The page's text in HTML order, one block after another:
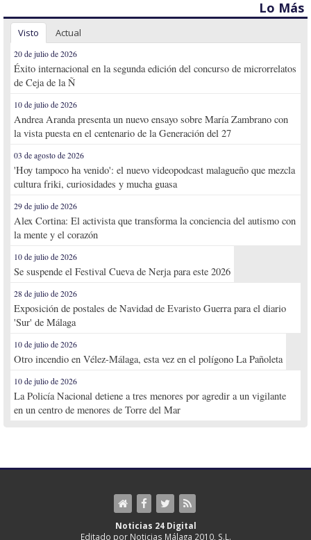
Lo Más
Visto Actual
20 de julio de 2026
Éxito internacional en la segunda edición del concurso de microrrelatos
de Ceja de la Ñ
10 de julio de 2026
Andrea Aranda presenta un nuevo ensayo sobre María Zambrano con
la vista puesta en el centenario de la Generación del 27
03 de agosto de 2026
'Hoy tampoco ha venido': el nuevo videopodcast malagueño que mezcla
cultura friki, curiosidades y mucha guasa
29 de julio de 2026
Alex Cortina: El activista que transforma la conciencia del autismo con
la mente y el corazón
10 de julio de 2026
Se suspende el Festival Cueva de Nerja para este 2026
28 de julio de 2026
Exposición de postales de Navidad de Evaristo Guerra para el diario
'Sur' de Málaga
10 de julio de 2026
Otro incendio en Vélez-Málaga, esta vez en el polígono La Pañoleta
10 de julio de 2026
La Policía Nacional detiene a tres menores por agredir a un vigilante
en un centro de menores de Torre del Mar
Noticias 24 Digital
Editado por Noticias Málaga 2010, S.L.